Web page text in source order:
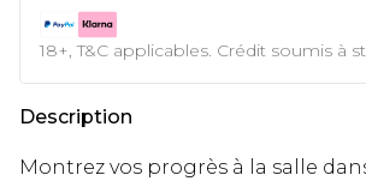
18+, T&C applicables. Crédit soumis à
Description
Montrez vos progrès à la salle